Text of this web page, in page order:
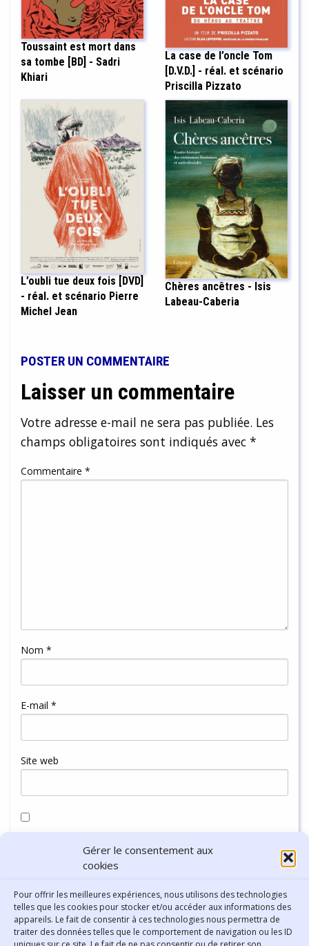
Gérer le consentement aux
cookies
Pour offrir les meilleures expériences, nous utilisons des technologies
telles que les cookies pour stocker et/ou accéder aux informations des
appareils. Le fait de consentir à ces technologies nous permettra de
traiter des données telles que le comportement de navigation ou les ID
Toussaint est mort dans
sa tombe [BD] - Sadri
Khiari
La case de l’oncle Tom
[D.V.D.] - réal. et scénario
Priscilla Pizzato
L’oubli tue deux fois [DVD]
- réal. et scénario Pierre
Michel Jean
Chères ancêtres - Isis
Labeau-Caberia
POSTER UN COMMENTAIRE
Laisser un commentaire
Votre adresse e-mail ne sera pas publiée. Les
champs obligatoires sont indiqués avec *
Commentaire *
Nom *
E-mail *
Site web
navigateur pour mon prochain commentaire.